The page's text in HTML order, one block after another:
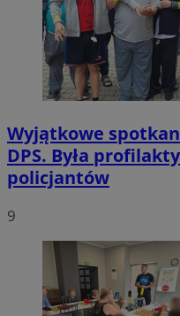
Wyjątkowe
DPS. Była
policjantów
9